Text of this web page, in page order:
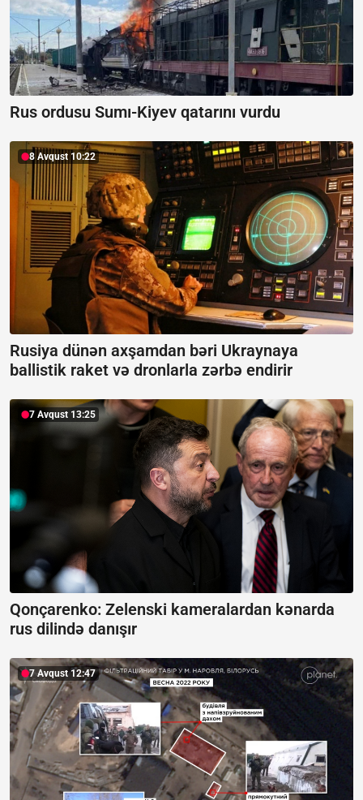
Rus ordusu Sumı-Kiyev qatarını vurdu
8 Avqust 10:22
Rusiya dünən axşamdan bəri Ukraynaya
ballistik raket və dronlarla zərbə endirir
7 Avqust 13:25
Qonçarenko: Zelenski kameralardan kənarda
rus dilində danışır
7 Avqust 12:47